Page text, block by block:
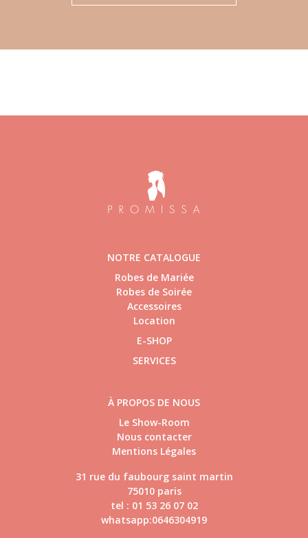
NOTRE CATALOGUE
Robes de Mariée
Robes de Soirée
Accessoires
Location
E-SHOP
SERVICES
À PROPOS DE NOUS
Le Show-Room
Nous contacter
Mentions Légales
31 rue du faubourg saint martin
75010 paris
tel : 01 53 26 07 02
whatsapp:0646304919